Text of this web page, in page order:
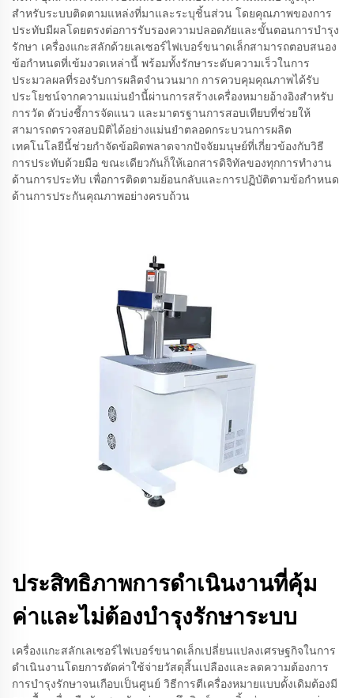
สำหรับระบบติดตามแหล่งที่มาและระบุชิ้นส่วน โดยคุณภาพของการ
ประทับมีผลโดยตรงต่อการรับรองความปลอดภัยและขั้นตอนการบำรุง
รักษา เครื่องแกะสลักด้วยเลเซอร์ไฟเบอร์ขนาดเล็กสามารถตอบสนอง
ข้อกำหนดที่เข้มงวดเหล่านี้ พร้อมทั้งรักษาระดับความเร็วในการ
ประมวลผลที่รองรับการผลิตจำนวนมาก การควบคุมคุณภาพได้รับ
ประโยชน์จากความแม่นยำนี้ผ่านการสร้างเครื่องหมายอ้างอิงสำหรับ
การวัด ตัวบ่งชี้การจัดแนว และมาตรฐานการสอบเทียบที่ช่วยให้
สามารถตรวจสอบมิติได้อย่างแม่นยำตลอดกระบวนการผลิต
เทคโนโลยีนี้ช่วยกำจัดข้อผิดพลาดจากปัจจัยมนุษย์ที่เกี่ยวข้องกับวิธี
การประทับด้วยมือ ขณะเดียวกันก็ให้เอกสารดิจิทัลของทุกการทำงาน
ด้านการประทับ เพื่อการติดตามย้อนกลับและการปฏิบัติตามข้อกำหนด
ด้านการประกันคุณภาพอย่างครบถ้วน
ประสิทธิภาพการดำเนินงานที่คุ้ม
ค่าและไม่ต้องบำรุงรักษาระบบ
เครื่องแกะสลักเลเซอร์ไฟเบอร์ขนาดเล็กเปลี่ยนแปลงเศรษฐกิจในการ
ดำเนินงานโดยการตัดค่าใช้จ่ายวัสดุสิ้นเปลืองและลดความต้องการ
การบำรุงรักษาจนเกือบเป็นศูนย์ วิธีการตีเครื่องหมายแบบดั้งเดิมต้องมี